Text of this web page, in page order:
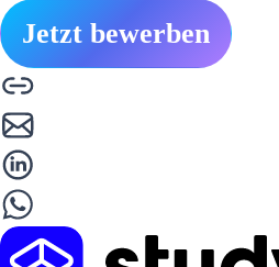
Jetzt bewerben